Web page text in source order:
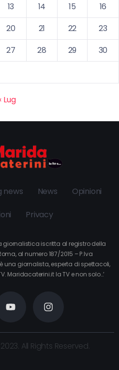
13 14 15
16
20 21 22
23
27 28 29
30
Lug
news News Opinioni
Privacy
giornalistica iscritta al registro della
al numero 187/2015 – P.Iva
una giornalista, esperta di spettacoli,
Maridacaterini.it la TV e non solo…’
All Rights Reserved.